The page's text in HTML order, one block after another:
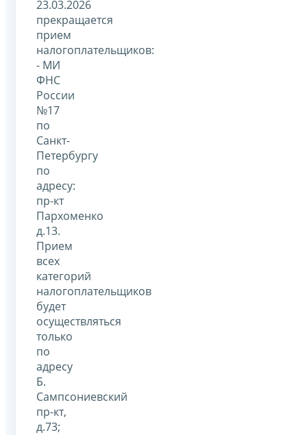
23.03.2026
прекращается
прием
налогоплательщиков:
- МИ
ФНС
России
№17
по
Санкт-
Петербургу
по
адресу:
пр-кт
Пархоменко
д.13.
Прием
всех
категорий
налогоплательщиков
будет
осуществляться
только
по
адресу
Б.
Сампсониевский
пр-кт,
д.73;